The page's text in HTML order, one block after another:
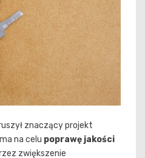
znaczący projekt
na celu poprawę jakości
zwiększenie